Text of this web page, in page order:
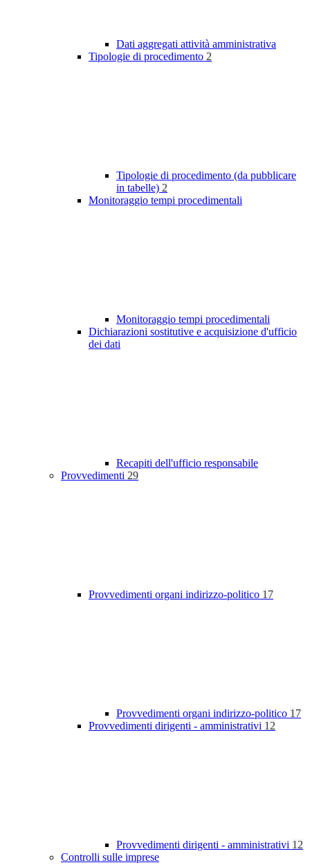
Dati aggregati attività amministrativa
Tipologie di procedimento 2
Tipologie di procedimento (da pubblicare
in tabelle) 2
Monitoraggio tempi procedimentali
Monitoraggio tempi procedimentali
Dichiarazioni sostitutive e acquisizione d'ufficio
dei dati
Recapiti dell'ufficio responsabile
Provvedimenti 29
Provvedimenti organi indirizzo-politico 17
Provvedimenti organi indirizzo-politico 17
Provvedimenti dirigenti - amministrativi 12
Provvedimenti dirigenti - amministrativi 12
Controlli sulle imprese